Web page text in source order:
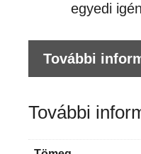
egyedi
További
További